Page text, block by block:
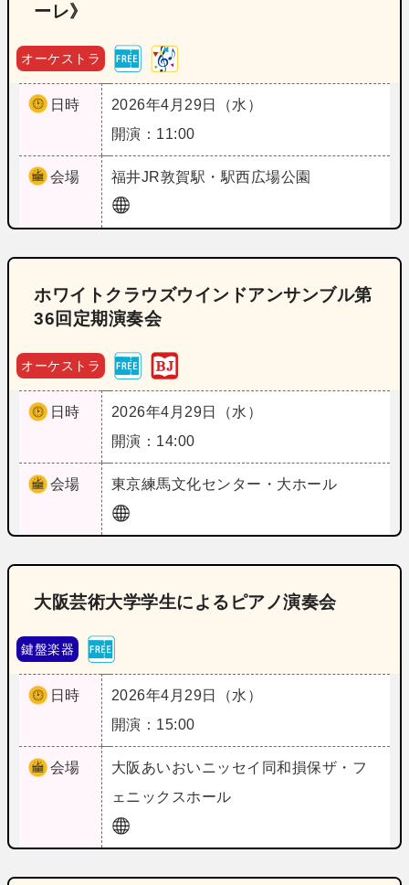
ーレ》
オーケストラ
日時
2026年4月29日（水）
開演：11:00
会場 福井JR敦賀駅・駅西広場公園
ホワイトクラウズウインドアンサンブル第
36回定期演奏会
オーケストラ
日時
2026年4月29日（水）
開演：14:00
会場 東京練馬文化センター・大ホール
大阪芸術大学学生によるピアノ演奏会
鍵盤楽器
日時
2026年4月29日（水）
開演：15:00
会場 大阪 あいおいニッセイ同和損保ザ・フ
ェニックスホール